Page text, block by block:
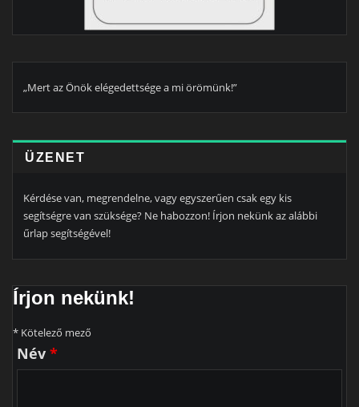
„Mert az Önök elégedettsége a mi örömünk!”
ÜZENET
Kérdése van, megrendelne, vagy egyszerűen csak egy kis
segítségre van szüksége? Ne habozzon! Írjon nekünk az alábbi
űrlap segítségével!
Írjon nekünk!
* Kötelező mező
Név *